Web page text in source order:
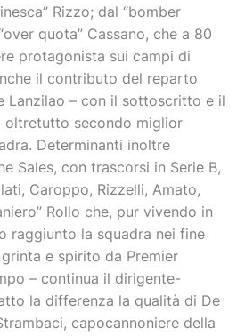
Rizzo; dal “bomber
quota” Cassano, che a 80
protagonista sui campi di
il contributo del reparto
Lanzilao – con il sottoscritto e il
oltretutto secondo miglior
Determinanti inoltre
Sales, con trascorsi in Serie B,
Caroppo, Rizzelli, Amato,
Rollo che, pur vivendo in
raggiunto la squadra nei fine
e spirito da Premier
– continua il dirigente-
la differenza la qualità di De
capocannoniere della